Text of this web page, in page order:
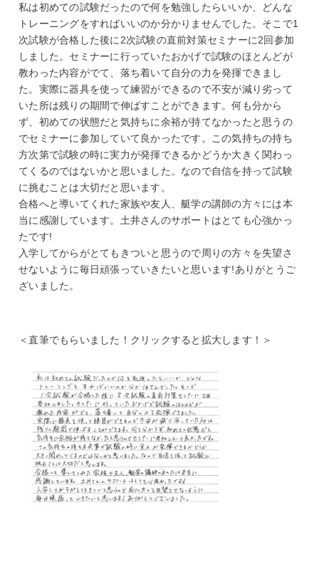
私は初めての試験だったので何を勉強したらいいか、どんな
トレーニングをすればいいのか分かりませんでした。そこで1
次試験が合格した後に2次試験の直前対策セミナーに2回参加
しました。セミナーに行っていたおかげで試験のほとんどが
教わった内容がでて、落ち着いて自分の力を発揮できまし
た。実際に器具を使って練習ができるので不安が減り劣って
いた所は残りの期間で伸ばすことができます。何も分から
ず、初めての状態だと気持ちに余裕が持てなかったと思うの
でセミナーに参加していて良かったです。この気持ちの持ち
方次第で試験の時に実力が発揮できるかどうか大きく関わっ
てくるのではないかと思いました。なので自信を持って試験
に挑むことは大切だと思います。
合格へと導いてくれた家族や友人、艇学の講師の方々には本
当に感謝しています。土井さんのサポートはとても心強かっ
たです!
入学してからがとてもきついと思うので周りの方々を失望さ
せないように毎日頑張っていきたいと思います!ありがとうご
ざいました。
＜直筆でもらいました！クリックすると拡大します！＞